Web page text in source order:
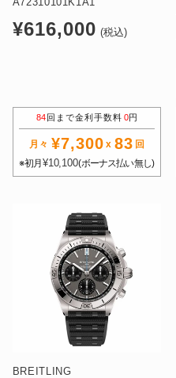
通
¥616,000 (税込)
84回まで金利手数料 0円
月々 ¥7,300 x 83 回
※初月 ¥10,100(ボーナス払い無し)
BREITLING